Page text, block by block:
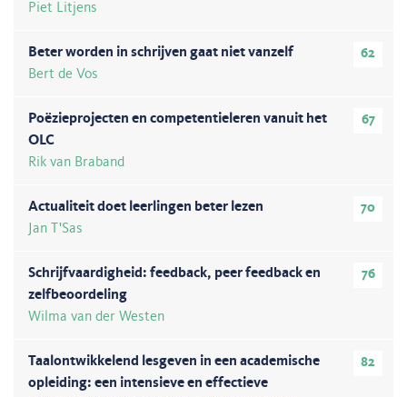
Piet Litjens
62
Beter worden in schrijven gaat niet vanzelf
Bert de Vos
67
Poëzieprojecten en competentieleren vanuit het
OLC
Rik van Braband
70
Actualiteit doet leerlingen beter lezen
Jan T'Sas
76
Schrijfvaardigheid: feedback, peer feedback en
zelfbeoordeling
Wilma van der Westen
82
Taalontwikkelend lesgeven in een academische
opleiding: een intensieve en effectieve